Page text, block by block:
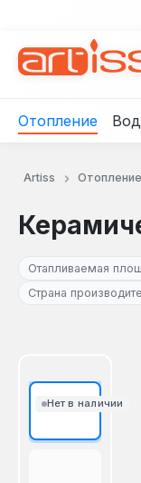
Отопление
Artiss Отопление
Отапливаемая
Страна
Нет в наличии
Пропустить